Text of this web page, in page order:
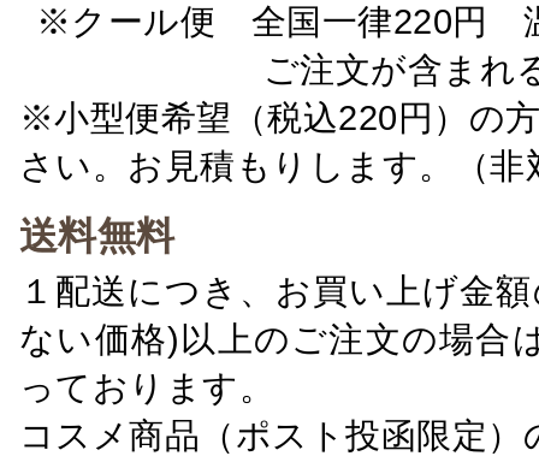
※クール便 全国一律220円
ご注文が含ま
※小型便希望（税込220円）の
さい。お見積もりします。（非
送料無料
１配送につき、お買い上げ金
ない価格)以上のご注文の場合
っております。
コスメ商品（ポスト投函限定